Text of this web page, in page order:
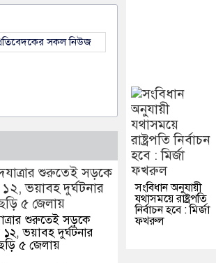
সকল নিউজ
শুরুতেই সড়কে
ভয়াবহ দুর্ঘটনার
৫ জেলায়
সংবিধান অনুযায়ী
যথাসময়ে রাষ্ট্রপতি
নির্বাচন হবে : মির্জা
ফখরুল